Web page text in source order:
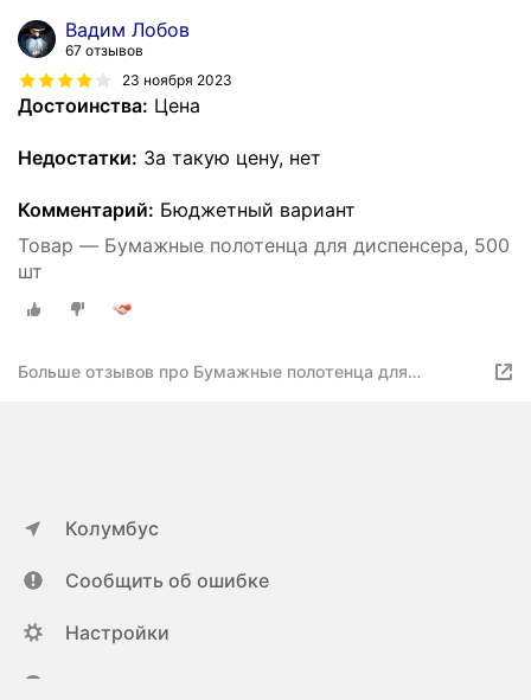
Вадим Лобов
67 отзывов
23 ноября 2023
Достоинства: Цена
Недостатки: За такую цену, нет
Комментарий: Бюджетный вариант
Товар — Бумажные полотенца для диспенсера, 500
шт
Больше отзывов про Бумажные полотенца для
Колумбус
Сообщить об ошибке
Настройки